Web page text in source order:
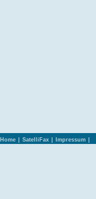
Home SatelliFax Impressum